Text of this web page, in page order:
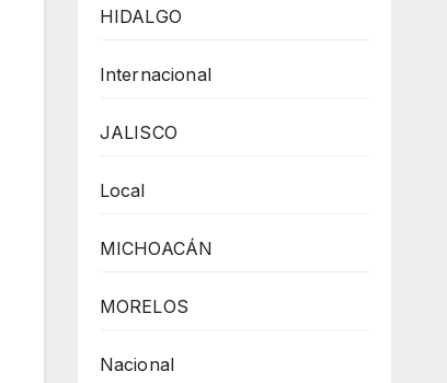
HIDALGO
Internacional
JALISCO
Local
MICHOACÁN
MORELOS
Nacional